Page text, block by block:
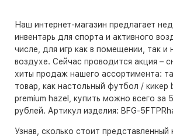
Наш интернет-магазин предлагает
инвентарь для спорта и активного
числе, для игр как в помещении, так и
воздухе. Сейчас проводится акция –
хиты продаж нашего ассортимента:
товар, как настольный футбол /
premium hazel, купить можно всего за
рублей. Артикул изделия: BFG-
Узнав, сколько стоит